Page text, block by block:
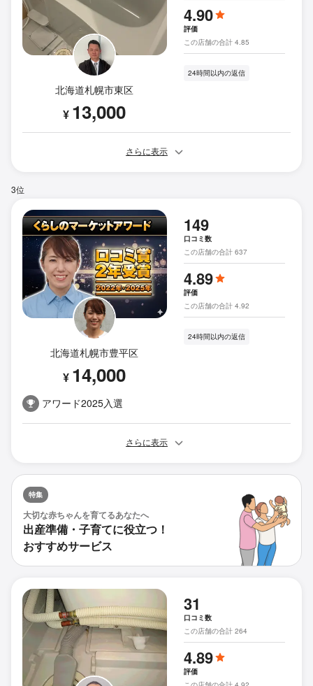
北海道札幌市東区
¥ 13,000
4.90
評価
この店舗の合計 4.85
24時間以内の返信
さらに表示
3位
北海道札幌市豊平区
¥ 14,000
アワード2025入選
149
口コミ数
この店舗の合計 637
4.89
評価
この店舗の合計 4.92
24時間以内の返信
さらに表示
特集
大切な赤ちゃんを育てるあなたへ
出産準備・子育てに役立つ！
おすすめサービス
31
口コミ数
この店舗の合計 264
4.89
評価